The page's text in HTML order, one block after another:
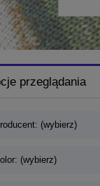
przeglądania
(wybierz)
(wybierz)